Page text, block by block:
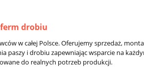
drobiu
w całej Polsce. Oferujemy sprzedaż,
paszy i drobiu zapewniając wsparcie na
do realnych potrzeb produkcji.